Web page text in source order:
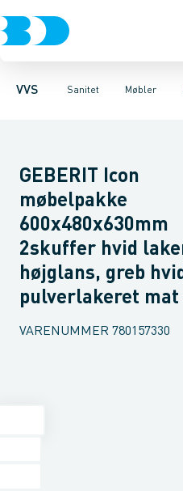
VVS Sanitet
Rør & fittingsPressfittings &
Møbler
Toiletter, sæder og cisterner
Møbelsæt & pakker
GEBERIT Icon
møbelpakke
600x480x630mm
2skuffer hvid
højglans, greb
pulverlakeret mat
VARENUMMER 780157330